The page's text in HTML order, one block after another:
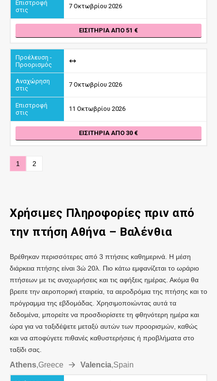
7 Οκτωβρίου 2026
ΕΙΣΙΤΉΡΙΑ ΑΠΌ 51
7 Οκτωβρίου 2026
11 Οκτωβρίου 2026
ΕΙΣΙΤΉΡΙΑ ΑΠΌ 30
1 2
Χρήσιμες Πληροφορίες πριν από
την πτήση Αθήνα – Βαλένθια
Βρέθηκαν περισσότερες από 3 πτήσεις καθημερινά. Η μέση
διάρκεια πτήσης είναι 3ώ 20λ. Πιο κάτω εμφανίζεται το ωράριο
πτήσεων με τις αναχωρήσεις και τις αφήξεις ημέρας. Ακόμα θα
βρειτε την αεροπορική εταιρεία, τα αεροδρόμια της πτήσης και το
πρόγραμμα της εβδομάδας. Χρησιμοποιώντας αυτά τα
δεδομένα, μπορείτε να προσδιορίσετε τη φθηνότερη ημέρα και
ώρα για να ταξιδέψετε μεταξύ αυτών των προορισμών, καθώς
και να αποφύγετε πιθανές καθυστερήσεις ή προβλήματα στο
ταξίδι σας.
Athens,Greece Valencia,Spain